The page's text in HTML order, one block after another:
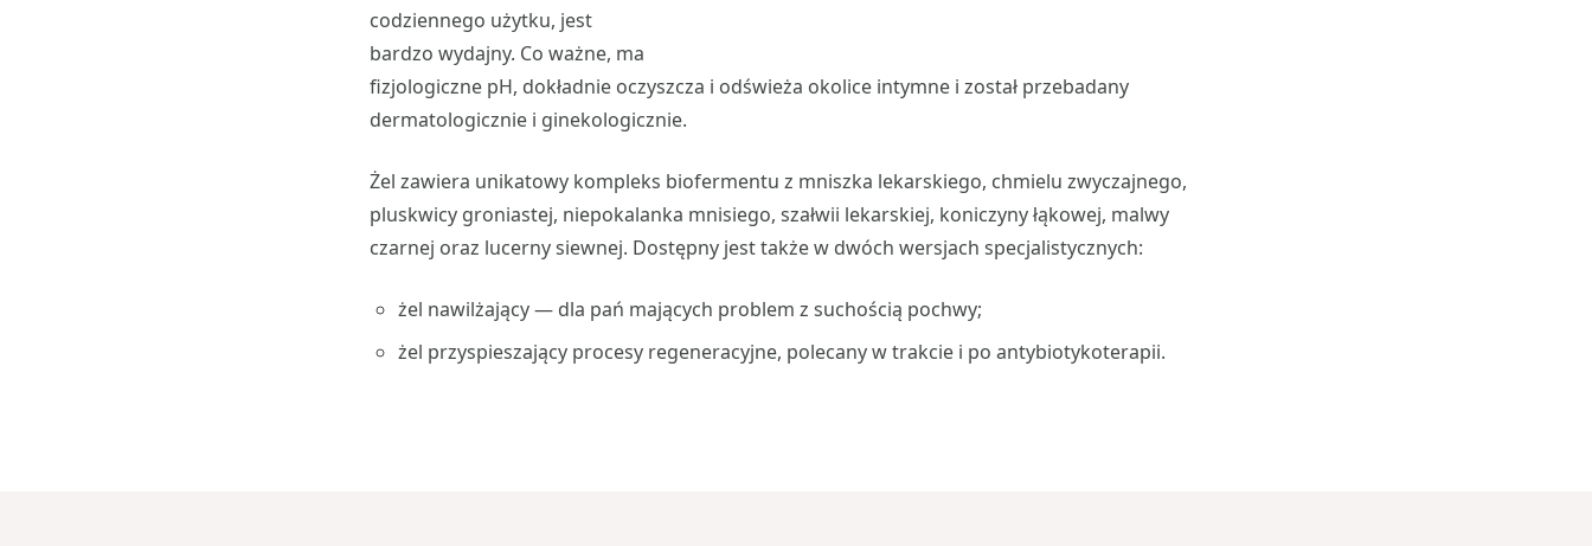
codziennego użytku, jest
bardzo wydajny. Co ważne, ma
fizjologiczne pH, dokładnie oczyszcza i odświeża okolice intymne i został przebadany
dermatologicznie i ginekologicznie.
Żel zawiera unikatowy kompleks biofermentu z mniszka lekarskiego, chmielu zwyczajnego,
pluskwicy groniastej, niepokalanka mnisiego, szałwii lekarskiej, koniczyny łąkowej, malwy
czarnej oraz lucerny siewnej. Dostępny jest także w dwóch wersjach specjalistycznych:
żel nawilżający — dla pań mających problem z suchością pochwy;
żel przyspieszający procesy regeneracyjne, polecany w trakcie i po antybiotykoterapii.